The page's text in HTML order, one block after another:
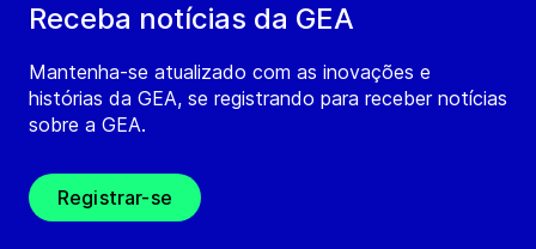
Receba notícias da GEA
Mantenha-se atualizado com as inovações e
histórias da GEA, se registrando para receber notícias
sobre a GEA.
Registrar-se